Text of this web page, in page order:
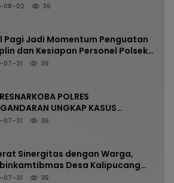
08-02 36
Pagi Jadi Momentum Penguatan
dan Kesiapan Personel Polsek
07-31 36
POLRES
UNGKAP KASUS
MELALUI PRESS RELEASE
07-31 36
Sinergitas dengan Warga,
Desa Kalipucang
Rangkaian Milangkala Desa ke-
07-31 35